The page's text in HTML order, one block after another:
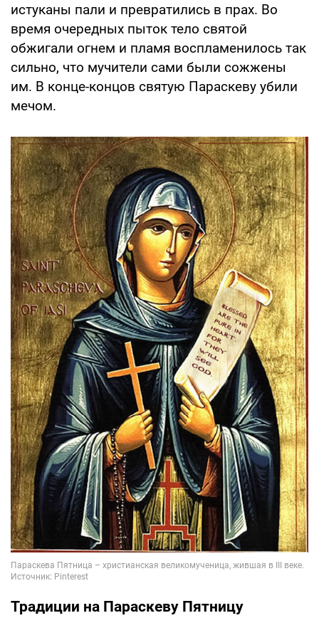
истуканы пали и превратились в прах. Во
время очередных пыток тело святой
обжигали огнем и пламя воспламенилось так
сильно, что мучители сами были сожжены
им. В конце-концов святую Параскеву убили
мечом.
Традиции на Параскеву Пятницу